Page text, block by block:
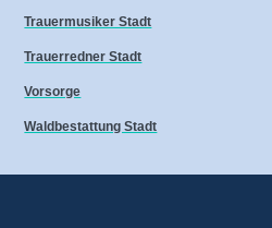
Trauermusiker Stadt
Trauerredner Stadt
Vorsorge
Waldbestattung Stadt